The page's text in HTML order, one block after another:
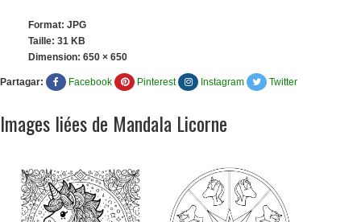
Format: JPG
Taille: 31 KB
Dimension: 650 × 650
Partagar: Facebook Pinterest Instagram Twitter
Images liées de Mandala Licorne